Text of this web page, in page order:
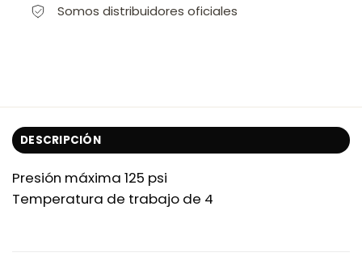
Somos distribuidores oficiales
DESCRIPCIÓN
Presión máxima 125 psi
Temperatura de trabajo de 4